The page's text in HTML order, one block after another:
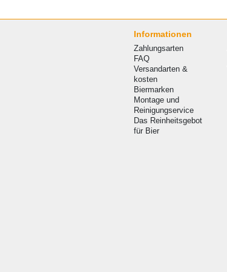
Informationen
Zahlungsarten
FAQ
Versandarten &
kosten
Biermarken
Montage und
Reinigungservice
Das Reinheitsgebot
für Bier